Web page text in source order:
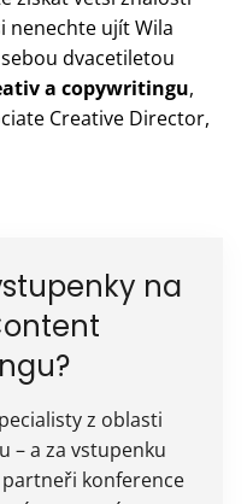
nenechte ujít Wila
dvacetiletou
a copywritingu,
Creative Director,
na
z oblasti
– a za vstupenku
konference